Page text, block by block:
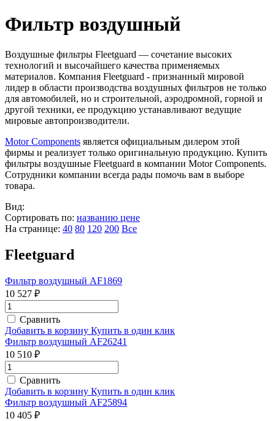
Фильтр воздушный
Воздушные фильтры Fleetguard — сочетание высоких
технологий и высочайшего качества применяемых
материалов. Компания Fleetguard - признанный мировой
лидер в области производства воздушных фильтров не только
для автомобилей, но и строительной, аэродромной, горной и
другой техники, ее продукцию устанавливают ведущие
мировые автопроизводители.
Motor Components является официальным дилером этой
фирмы и реализует только оригинальную продукцию. Купить
фильтры воздушные Fleetguard в компании Motor Components.
Сотрудники компании всегда рады помочь вам в выборе
товара.
Вид:
Сортировать по: названию цене
На странице: 40 80 120 200 Все
Fleetguard
Фильтр воздушный AF1869
10 527 ₽
Сравнить
Добавить в корзину Купить в один клик
Фильтр воздушный AF26241
10 510 ₽
Сравнить
Добавить в корзину Купить в один клик
Фильтр воздушный AF25894
10 405 ₽